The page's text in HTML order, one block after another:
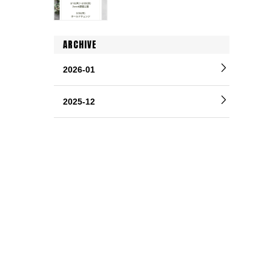
ARCHIVE
2026-01
2025-12